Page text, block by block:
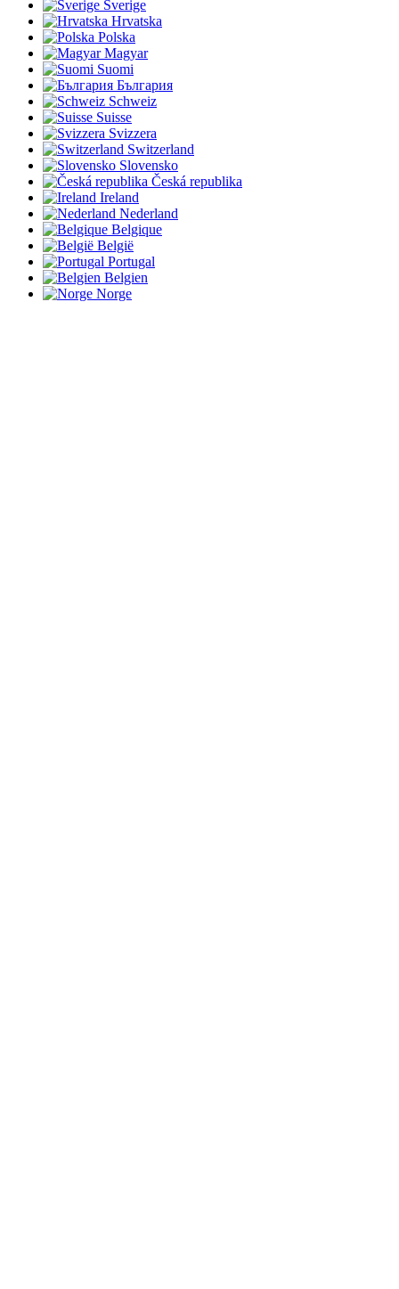
Sverige
Hrvatska
Polska
Magyar
Suomi
България
Schweiz
Suisse
Svizzera
Switzerland
Slovensko
Česká republika
Ireland
Nederland
Belgique
België
Portugal
Belgien
Norge